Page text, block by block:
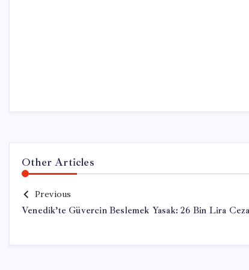
Other Articles
Previous
Venedik’te Güvercin Beslemek Yasak: 26 Bin Lira